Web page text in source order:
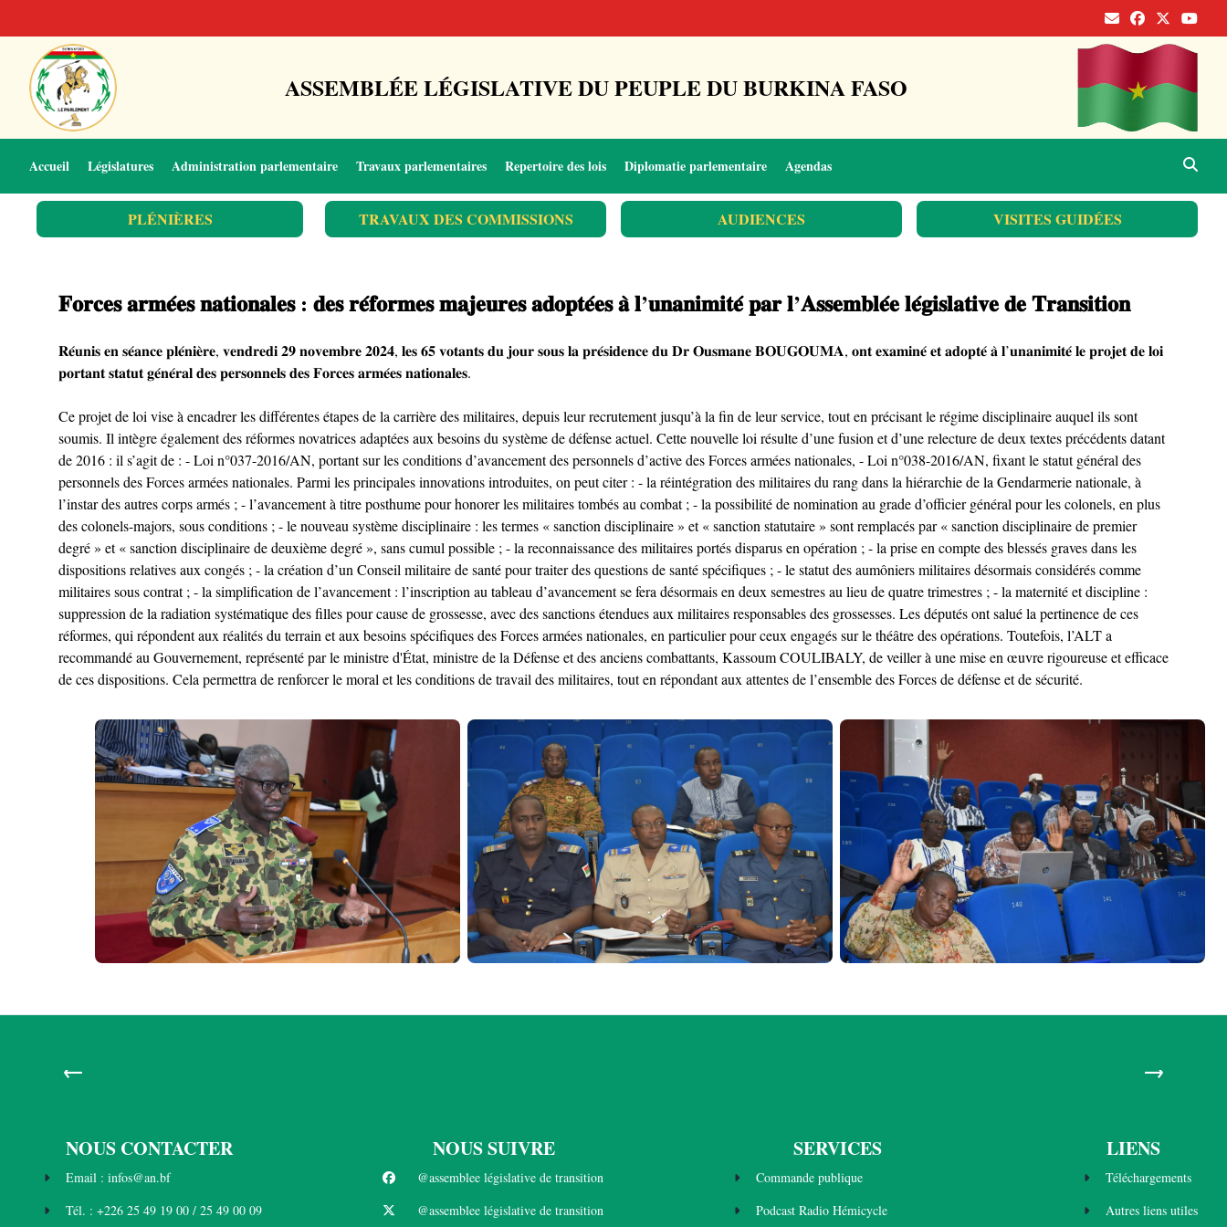
ASSEMBLÉE LÉGISLATIVE DU PEUPLE DU BURKINA FASO
Accueil Législatures Administration parlementaire Travaux parlementaires Repertoire des lois Diplomatie parlementaire Agendas
PLÉNIÈRES TRAVAUX DES COMMISSIONS AUDIENCES VISITES GUIDÉES
𝐅𝐨𝐫𝐜𝐞𝐬 𝐚𝐫𝐦𝐞́𝐞𝐬 𝐧𝐚𝐭𝐢𝐨𝐧𝐚𝐥𝐞𝐬 : 𝐝𝐞𝐬 𝐫𝐞́𝐟𝐨𝐫𝐦𝐞𝐬 𝐦𝐚𝐣𝐞𝐮𝐫𝐞𝐬 𝐚𝐝𝐨𝐩𝐭𝐞́𝐞𝐬 𝐚̀ 𝐥’𝐮𝐧𝐚𝐧𝐢𝐦𝐢𝐭𝐞́ 𝐩𝐚𝐫 𝐥’𝐀𝐬𝐬𝐞𝐦𝐛𝐥𝐞́𝐞 𝐥𝐞́𝐠𝐢𝐬𝐥𝐚𝐭𝐢𝐯𝐞 𝐝𝐞 𝐓𝐫𝐚𝐧𝐬𝐢𝐭𝐢𝐨𝐧
𝐑𝐞́𝐮𝐧𝐢𝐬 𝐞𝐧 𝐬𝐞́𝐚𝐧𝐜𝐞 𝐩𝐥𝐞́𝐧𝐢𝐞̀𝐫𝐞, 𝐯𝐞𝐧𝐝𝐫𝐞𝐝𝐢 𝟐𝟗 𝐧𝐨𝐯𝐞𝐦𝐛𝐫𝐞 𝟐𝟎𝟐𝟒, 𝐥𝐞𝐬 𝟔𝟓 𝐯𝐨𝐭𝐚𝐧𝐭𝐬 𝐝𝐮 𝐣𝐨𝐮𝐫 𝐬𝐨𝐮𝐬 𝐥𝐚 𝐩𝐫𝐞́𝐬𝐢𝐝𝐞𝐧𝐜𝐞 𝐝𝐮 𝐃𝐫 𝐎𝐮𝐬𝐦𝐚𝐧𝐞 𝐁𝐎𝐔𝐆𝐎𝐔𝐌𝐀, 𝐨𝐧𝐭 𝐞𝐱𝐚𝐦𝐢𝐧𝐞́ 𝐞𝐭 𝐚𝐝𝐨𝐩𝐭𝐞́ 𝐚̀ 𝐥’𝐮𝐧𝐚𝐧𝐢𝐦𝐢𝐭𝐞́ 𝐥𝐞 𝐩𝐫𝐨𝐣𝐞𝐭 𝐝𝐞 𝐥𝐨𝐢
𝐩𝐨𝐫𝐭𝐚𝐧𝐭 𝐬𝐭𝐚𝐭𝐮𝐭 𝐠𝐞́𝐧𝐞́𝐫𝐚𝐥 𝐝𝐞𝐬 𝐩𝐞𝐫𝐬𝐨𝐧𝐧𝐞𝐥𝐬 𝐝𝐞𝐬 𝐅𝐨𝐫𝐜𝐞𝐬 𝐚𝐫𝐦𝐞́𝐞𝐬 𝐧𝐚𝐭𝐢𝐨𝐧𝐚𝐥𝐞𝐬.
Ce projet de loi vise à encadrer les différentes étapes de la carrière des militaires, depuis leur recrutement jusqu’à la fin de leur service, tout en précisant le régime disciplinaire auquel ils sont
soumis. Il intègre également des réformes novatrices adaptées aux besoins du système de défense actuel. Cette nouvelle loi résulte d’une fusion et d’une relecture de deux textes précédents datant
de 2016 : il s’agit de : - Loi n°037-2016/AN, portant sur les conditions d’avancement des personnels d’active des Forces armées nationales, - Loi n°038-2016/AN, fixant le statut général des
personnels des Forces armées nationales. Parmi les principales innovations introduites, on peut citer : - la réintégration des militaires du rang dans la hiérarchie de la Gendarmerie nationale, à
l’instar des autres corps armés ; - l’avancement à titre posthume pour honorer les militaires tombés au combat ; - la possibilité de nomination au grade d’officier général pour les colonels, en plus
des colonels-majors, sous conditions ; - le nouveau système disciplinaire : les termes « sanction disciplinaire » et « sanction statutaire » sont remplacés par « sanction disciplinaire de premier
degré » et « sanction disciplinaire de deuxième degré », sans cumul possible ; - la reconnaissance des militaires portés disparus en opération ; - la prise en compte des blessés graves dans les
dispositions relatives aux congés ; - la création d’un Conseil militaire de santé pour traiter des questions de santé spécifiques ; - le statut des aumôniers militaires désormais considérés comme
militaires sous contrat ; - la simplification de l’avancement : l’inscription au tableau d’avancement se fera désormais en deux semestres au lieu de quatre trimestres ; - la maternité et discipline :
suppression de la radiation systématique des filles pour cause de grossesse, avec des sanctions étendues aux militaires responsables des grossesses. Les députés ont salué la pertinence de ces
réformes, qui répondent aux réalités du terrain et aux besoins spécifiques des Forces armées nationales, en particulier pour ceux engagés sur le théâtre des opérations. Toutefois, l’ALT a
recommandé au Gouvernement, représenté par le ministre d'État, ministre de la Défense et des anciens combattants, Kassoum COULIBALY, de veiller à une mise en œuvre rigoureuse et efficace
de ces dispositions. Cela permettra de renforcer le moral et les conditions de travail des militaires, tout en répondant aux attentes de l’ensemble des Forces de défense et de sécurité.
← →
NOUS CONTACTER
Email : infos@an.bf
Tél. : +226 25 49 19 00 / 25 49 00 09
NOUS SUIVRE
@assemblee législative de transition
@assemblee législative de transition
SERVICES
Commande publique
Podcast Radio Hémicycle
LIENS
Téléchargements
Autres liens utiles